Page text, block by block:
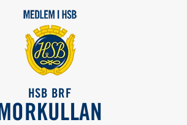
HSB BRF
MORKULLAN